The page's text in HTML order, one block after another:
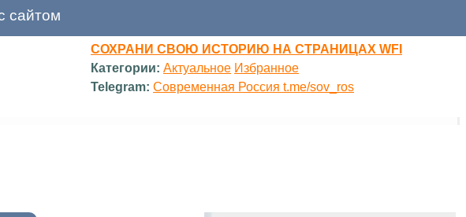
сайтом
СОХРАНИ СВОЮ ИСТОРИЮ НА СТРАНИЦАХ WFI
Категории: Актуальное Избранное
Telegram: Современная Россия t.me/sov_ros